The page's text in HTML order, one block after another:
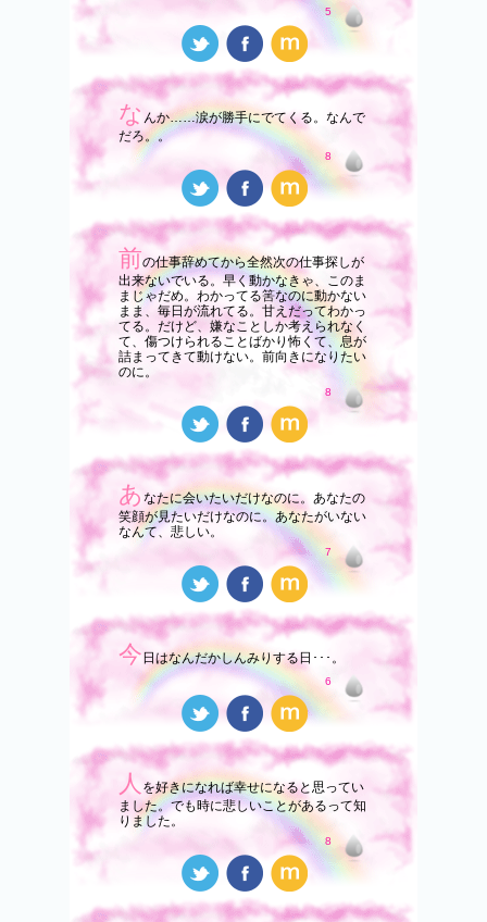
5
な んか……涙が勝手にでてくる。なんで
だろ。。
8
前の仕事辞めてから全然次の仕事探しが
出来ないでいる。早く動かなきゃ、このま
まじゃだめ。わかってる筈なのに動かない
まま、毎日が流れてる。甘えだってわかっ
てる。だけど、嫌なことしか考えられなく
て、傷つけられることばかり怖くて、息が
詰まってきて動けない。前向きになりたい
のに。
8
あ なたに会いたいだけなのに。あなたの
笑顔が見たいだけなのに。あなたがいない
なんて、悲しい。
7
今 日はなんだかしんみりする日･･･。
6
人 を好きになれば幸せになると思ってい
ました。でも時に悲しいことがあるって知
りました。
8